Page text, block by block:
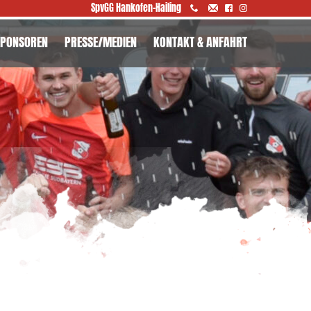
SpvGG Hankofen-Hailing
SPONSOREN
PRESSE/MEDIEN KONTAKT & ANFAHRT